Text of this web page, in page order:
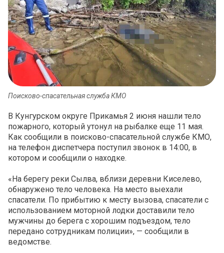
Поисково-спасательная служба КМО
В Кунгурском округе Прикамья 2 июня нашли тело
пожарного, который утонул на рыбалке еще 11 мая.
Как сообщили в поисково-спасательной службе КМО,
на телефон диспетчера поступил звонок в 14:00, в
котором и сообщили о находке.
«На берегу реки Сылва, вблизи деревни Киселево,
обнаружено тело человека. На место выехали
спасатели. По прибытию к месту вызова, спасатели с
использованием моторной лодки доставили тело
мужчины до берега с хорошим подъездом, тело
передано сотрудникам полиции», — сообщили в
ведомстве.